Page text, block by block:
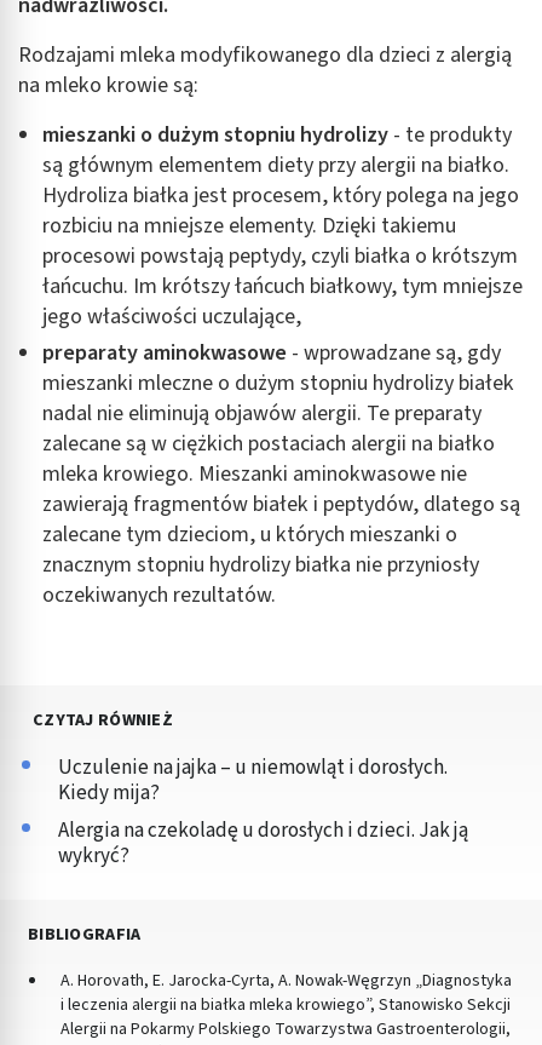
Rodzajami mleka modyfikowanego dla dzieci z alergią
na mleko krowie są:
mieszanki o dużym stopniu hydrolizy - te produkty
są głównym elementem diety przy alergii na białko.
Hydroliza białka jest procesem, który polega na jego
rozbiciu na mniejsze elementy. Dzięki takiemu
procesowi powstają peptydy, czyli białka o krótszym
łańcuchu. Im krótszy łańcuch białkowy, tym mniejsze
jego właściwości uczulające,
preparaty aminokwasowe - wprowadzane są, gdy
mieszanki mleczne o dużym stopniu hydrolizy białek
nadal nie eliminują objawów alergii. Te preparaty
zalecane są w ciężkich postaciach alergii na białko
mleka krowiego. Mieszanki aminokwasowe nie
zawierają fragmentów białek i peptydów, dlatego są
zalecane tym dzieciom, u których mieszanki o
znacznym stopniu hydrolizy białka nie przyniosły
oczekiwanych rezultatów.
CZYTAJ RÓWNIEŻ
Uczulenie na jajka – u niemowląt i dorosłych.
Kiedy mija?
Alergia na czekoladę u dorosłych i dzieci. Jak ją
wykryć?
BIBLIOGRAFIA
A. Horovath, E. Jarocka-Cyrta, A. Nowak-Węgrzyn „Diagnostyka
i leczenia alergii na białka mleka krowiego”, Stanowisko Sekcji
Alergii na Pokarmy Polskiego Towarzystwa Gastroenterologii,